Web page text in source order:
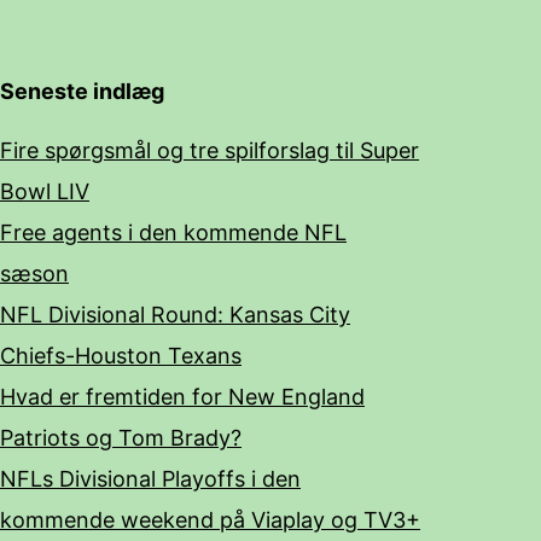
Seneste indlæg
Fire spørgsmål og tre spilforslag til Super
Bowl LIV
Free agents i den kommende NFL
sæson
NFL Divisional Round: Kansas City
Chiefs-Houston Texans
Hvad er fremtiden for New England
Patriots og Tom Brady?
NFLs Divisional Playoffs i den
kommende weekend på Viaplay og TV3+